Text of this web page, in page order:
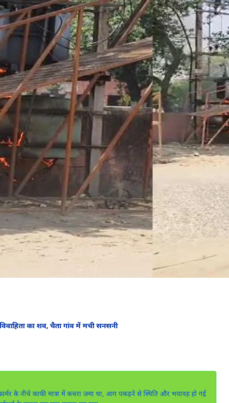
का शव, चैता गांव में मची सनसनी
के नीचे काफी मात्रा में कचरा जमा था, आग पकड़ने से स्थिति और भयावह हो गई